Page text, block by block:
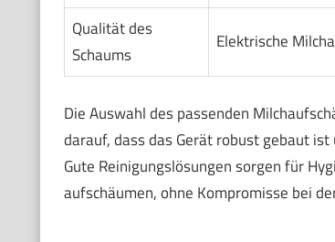
Qualität des
Schaums
Elektrische
Die Auswahl des passenden
darauf, dass das Gerät robust gebaut
Gute Reinigungslösungen sorgen für
aufschäumen, ohne Kompromisse bei